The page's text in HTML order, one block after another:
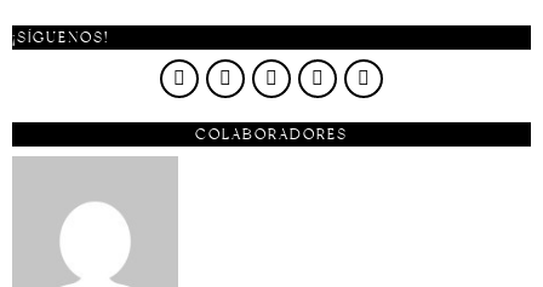
¡SÍGUENOS!
COLABORADORES